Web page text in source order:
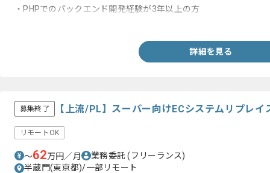
・PHPでのバックエンド開発経験が3年以上の方
詳細を見る
募集終了 【上流/PL】スーパー向けECシステムリプレ
リモートOK
〜62万円／月 業務委託(フリーランス)
半蔵門(東京都)/一部リモート